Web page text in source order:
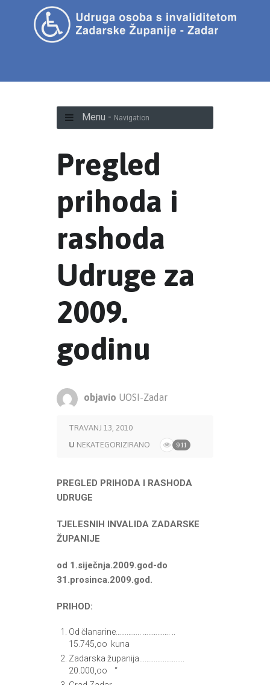
Menu - Navigation
Pregled
prihoda i
rashoda
Udruge za
2009.
godinu
objavio UOSI-Zadar
TRAVANJ 13, 2010
U NEKATEGORIZIRANO 911
PREGLED PRIHODA I RASHODA
UDRUGE
TJELESNIH INVALIDA ZADARSKE
ŽUPANIJE
od 1.siječnja.2009.god-do
31.prosinca.2009.god.
PRIHOD:
Od članarine………….. …..………. ..
15.745,oo kuna
Zadarska županija…………..………..
20.000,oo “